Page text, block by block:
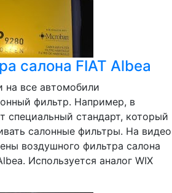
салона FIAT Albea
на все автомобили
фильтр. Например, в
специальный стандарт, который
салонные фильтры. На видео
воздушного фильтра салона
Используется аналог WIX